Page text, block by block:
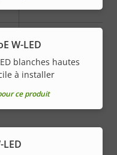
-
-
W-LED
blanches hautes
à installer
ce produit
LED